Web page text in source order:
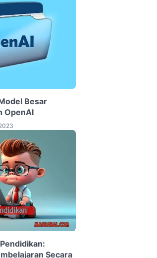
Besar
OpenAI
Secara